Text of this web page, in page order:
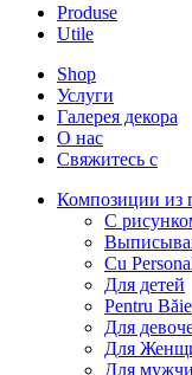
Produse
Utile
Shop
Услуги
Галерея декора
О нас
Свяжитесь с
Композиции из
С
Cu
Для детей
Pentru
Для
Для
Для